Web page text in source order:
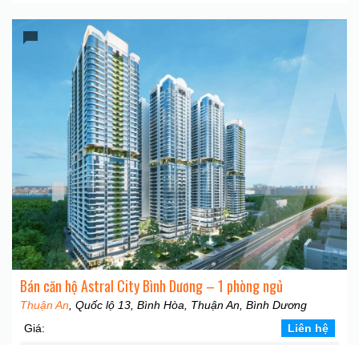
Bán căn hộ Astral City Bình Dương – 1 phòng ngủ
Thuận An , Quốc lộ 13, Bình Hòa, Thuận An, Bình Dương
Giá:
Liên hệ